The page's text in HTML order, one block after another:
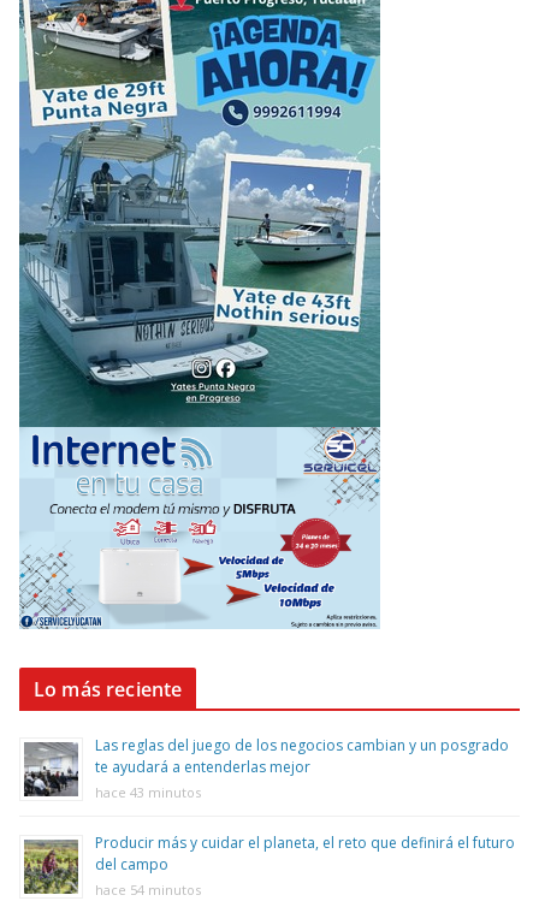
Lo más reciente
Las reglas del juego de los negocios cambian y un posgrado
te ayudará a entenderlas mejor
hace 43 minutos
Producir más y cuidar el planeta, el reto que definirá el futuro
del campo
hace 54 minutos